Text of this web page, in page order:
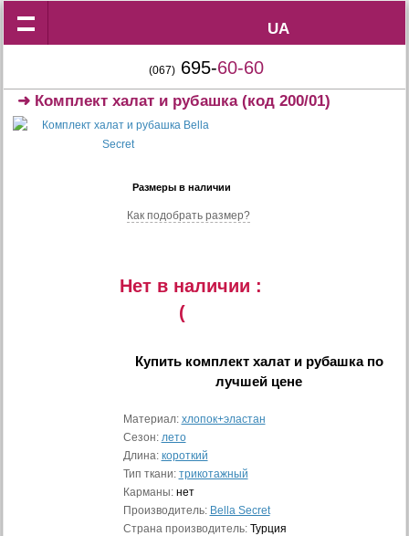
UA
UA
(067) 695-60-60
➜ Комплект халат и рубашка(код 200/01)
Размеры в наличии
Как подобрать размер?
Нет в наличии :
(
Купить комплект халат и рубашкапо
лучшей цене
Материал: хлопок+эластан
Сезон: лето
Длина: короткий
Тип ткани: трикотажный
Карманы: нет
Производитель: Bella Secret
Страна производитель: Турция